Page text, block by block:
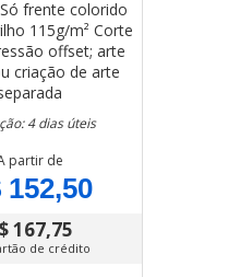
Só frente colorido
115g/m² Corte
offset; arte
criação de arte
4 dias úteis
partir de
152,50
167,75
de crédito